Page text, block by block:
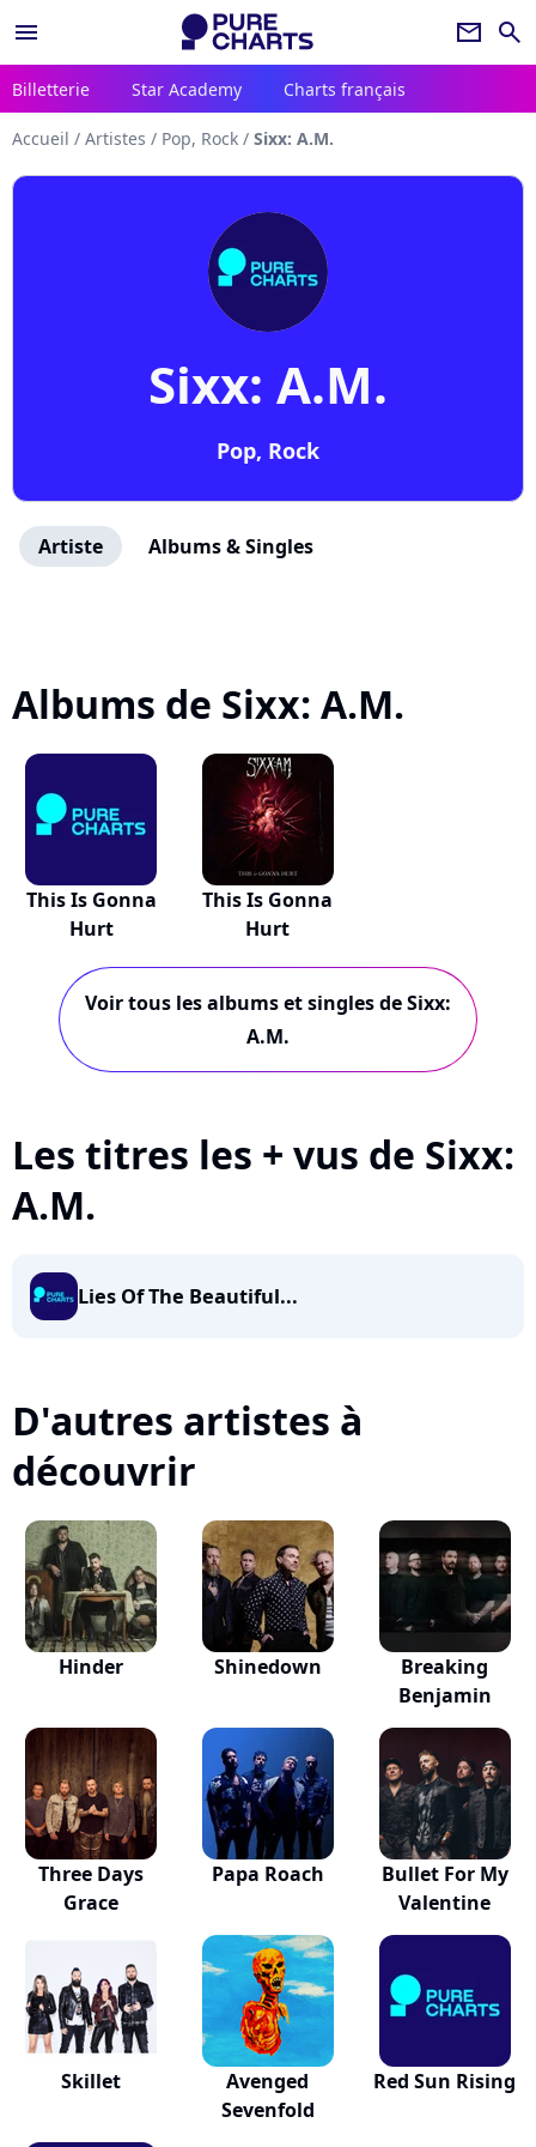
menu newsletter search
Billetterie Star Academy Charts français
Accueil / Artistes / Pop, Rock / Sixx: A.M.
Sixx: A.M.
Pop, Rock
Artiste Albums & Singles
Albums de Sixx: A.M.
This Is Gonna
Hurt
This Is Gonna
Hurt
Voir tous les albums et singles de Sixx:
A.M.
Les titres les + vus de Sixx:
A.M.
Lies Of The Beautiful...
D'autres artistes à
découvrir
Hinder Shinedown
Breaking
Benjamin
Three Days
Grace
Papa Roach
Bullet For My
Valentine
Skillet
Avenged
Sevenfold
Red Sun Rising